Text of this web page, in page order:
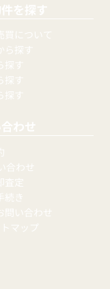
を探す
買について
ら探す
探す
探す
探す
わせ
合わせ
定
続き
問い合わせ
マップ